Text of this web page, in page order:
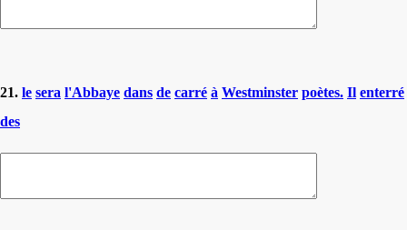
21. le sera l'Abbaye dans de carré à Westminster poètes. Il enterré
des